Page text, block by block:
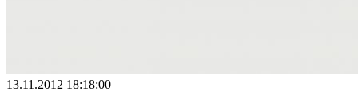
13.11.2012 18:18:00